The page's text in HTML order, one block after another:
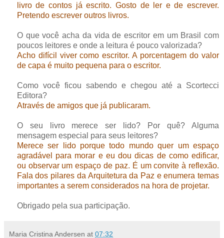
livro de contos já escrito. Gosto de ler e de escrever.
Pretendo escrever outros livros.
O que você acha da vida de escritor em um Brasil com
poucos leitores e onde a leitura é pouco valorizada?
Acho difícil viver como escritor. A porcentagem do valor
de capa é muito pequena para o escritor.
Como você ficou sabendo e chegou até a Scortecci
Editora?
Através de amigos que já publicaram.
O seu livro merece ser lido? Por quê? Alguma
mensagem especial para seus leitores?
Merece ser lido porque todo mundo quer um espaço
agradável para morar e eu dou dicas de como edificar,
ou observar um espaço de paz. É um convite à reflexão.
Fala dos pilares da Arquitetura da Paz e enumera temas
importantes a serem considerados na hora de projetar.
Obrigado pela sua participação.
Maria Cristina Andersen at 07:32